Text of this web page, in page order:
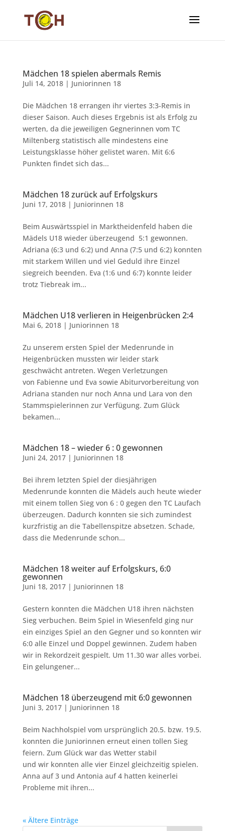
Mädchen 18 spielen abermals Remis
Juli 14, 2018| Juniorinnen 18
Die Mädchen 18 errangen ihr viertes 3:3-Remis in
dieser Saison. Auch dieses Ergebnis ist als Erfolg zu
werten, da die jeweiligen Gegnerinnen vom TC
Miltenberg statistisch alle mindestens eine
Leistungsklasse höher gelistet waren. Mit 6:6
Punkten findet sich das...
Mädchen 18 zurück auf Erfolgskurs
Juni 17, 2018| Juniorinnen 18
Beim Auswärtsspiel in Marktheidenfeld haben die
Mädels U18 wieder überzeugend 5:1 gewonnen.
Adriana (6:3 und 6:2) und Anna (7:5 und 6:2) konnten
mit starkem Willen und viel Geduld ihre Einzel
siegreich beenden. Eva (1:6 und 6:7) konnte leider
trotz Tiebreak im...
Mädchen U18 verlieren in Heigenbrücken 2:4
Mai 6, 2018| Juniorinnen 18
Zu unserem ersten Spiel der Medenrunde in
Heigenbrücken mussten wir leider stark
geschwächt antreten. Wegen Verletzungen
von Fabienne und Eva sowie Abiturvorbereitung von
Adriana standen nur noch Anna und Lara von den
Stammspielerinnen zur Verfügung. Zum Glück
bekamen...
Mädchen 18 – wieder 6 : 0 gewonnen
Juni 24, 2017| Juniorinnen 18
Bei ihrem letzten Spiel der diesjährigen
Medenrunde konnten die Mädels auch heute wieder
mit einem tollen Sieg von 6 : 0 gegen den TC Laufach
überzeugen. Dadurch konnten sie sich zumindest
kurzfristig an die Tabellenspitze absetzen. Schade,
dass die Medenrunde schon...
Mädchen 18 weiter auf Erfolgskurs, 6:0
gewonnen
Juni 18, 2017| Juniorinnen 18
Gestern konnten die Mädchen U18 ihren nächsten
Sieg verbuchen. Beim Spiel in Wiesenfeld ging nur
ein einziges Spiel an den Gegner und so konnten wir
6:0 alle Einzel und Doppel gewinnen. Zudem haben
wir in Rekordzeit gespielt. Um 11.30 war alles vorbei.
Ein gelungener...
Mädchen 18 überzeugend mit 6:0 gewonnen
Juni 3, 2017| Juniorinnen 18
Beim Nachholspiel vom ursprünglich 20.5. bzw. 19.5.
konnten die Juniorinnen erneut einen tollen Sieg
feiern. Zum Glück war das Wetter stabil
und wir konnten alle vier Einzel gleichzeitig spielen.
Anna auf 3 und Antonia auf 4 hatten keinerlei
Probleme mit ihren...
« Ältere Einträge